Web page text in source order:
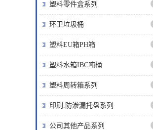
塑料零件盒系列
环卫垃圾桶
塑料EU箱PH箱
塑料水箱IBC吨桶
塑料周转箱系列
印刷.防渗漏托盘系列
公司其他产品系列